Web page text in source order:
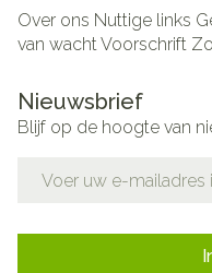
Over ons Nuttige links
van wachtVoorschrift
Nieuwsbrief
Blijf op de hoogte van